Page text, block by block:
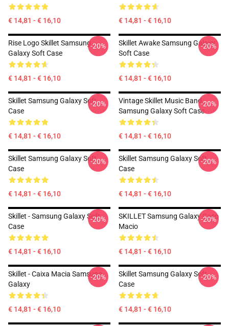
€ 14,81 - € 16,10 € 14,81 - € 16,10
Rise Logo Skillet Samsung
Galaxy Soft Case
€ 14,81 - € 16,10
-20%
Skillet Awake Samsung Galaxy
Soft Case
€ 14,81 - € 16,10
-20%
Skillet Samsung Galaxy Soft
Case
€ 14,81 - € 16,10
-20%
Vintage Skillet Music Band
Samsung Galaxy Soft Case
€ 14,81 - € 16,10
-20%
Skillet Samsung Galaxy Soft
Case
€ 14,81 - € 16,10
-20%
Skillet Samsung Galaxy Soft
Case
€ 14,81 - € 16,10
-20%
Skillet - Samsung Galaxy Soft
Case
€ 14,81 - € 16,10
-20%
SKILLET Samsung Galaxy Caso
Macio
€ 14,81 - € 16,10
-20%
Skillet - Caixa Macia Samsung
Galaxy
€ 14,81 - € 16,10
-20%
Skillet Samsung Galaxy Soft
Case
€ 14,81 - € 16,10
-20%